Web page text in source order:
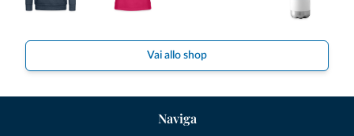
Vai allo shop
Naviga